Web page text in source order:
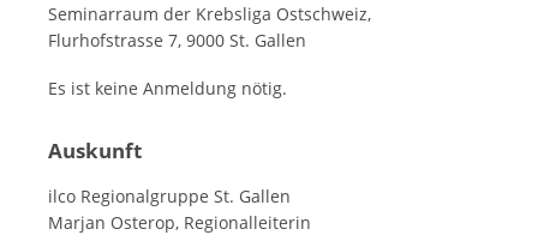
Seminarraum der Krebsliga Ostschweiz,
Flurhofstrasse 7, 9000 St. Gallen
Es ist keine Anmeldung nötig.
Auskunft
ilco Regionalgruppe St. Gallen
Marjan Osterop, Regionalleiterin